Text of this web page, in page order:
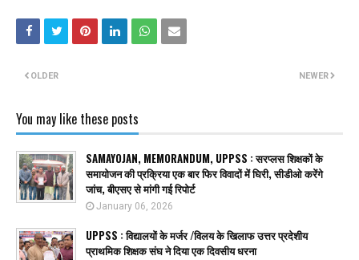
NEWER
OLDER
You may like these posts
SAMAYOJAN, MEMORANDUM, UPPSS : सरप्लस शिक्षकों के
समायोजन की प्रक्रिया एक बार फिर विवादों में घिरी, सीडीओ करेंगे
जांच, बीएसए से मांगी गई रिपोर्ट
January 06, 2026
UPPSS : विद्यालयों के मर्जर /विलय के खिलाफ उत्तर प्रदेशीय
प्राथमिक शिक्षक संघ ने दिया एक दिवसीय धरना